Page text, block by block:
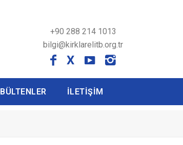
+90 288 214 1013
bilgi@kirklarelitb.org.tr
X
BÜLTENLER İLETİŞİM